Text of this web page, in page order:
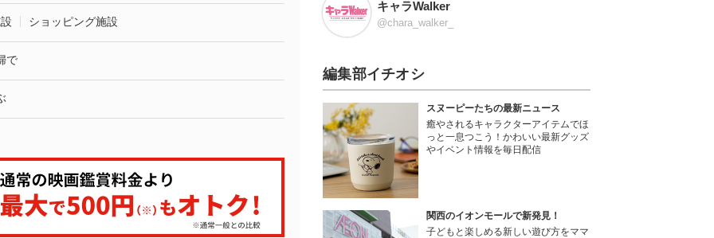
ショッピング施設
で
キャラWalker
@chara_walker_
編集部イチオシ
スヌーピーたちの最新ニュース
癒やされるキャラクターアイテムでほ
っと一息つこう！かわいい最新グッズ
やイベント情報を毎日配信
関西のイオンモールで新発見！
子どもと楽しめる新しい遊び方をママ